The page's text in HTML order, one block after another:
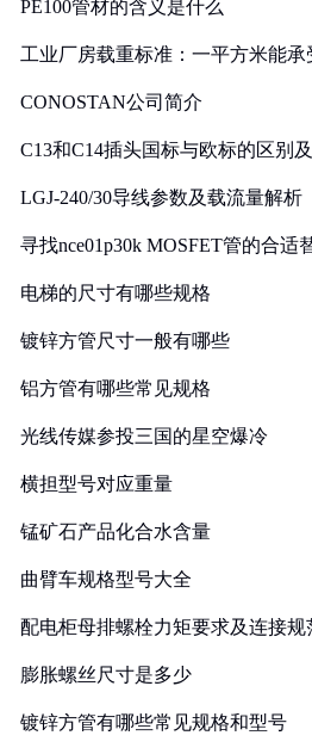
PE100管材的含义是什么
工业厂房载重标准：一平方米能承
CONOSTAN公司简介
C13和C14插头国标与欧标的区别
LGJ-240/30导线参数及载流量解析
寻找nce01p30k MOSFET管的合适
电梯的尺寸有哪些规格
镀锌方管尺寸一般有哪些
铝方管有哪些常见规格
光线传媒参投三国的星空爆冷
横担型号对应重量
锰矿石产品化合水含量
曲臂车规格型号大全
配电柜母排螺栓力矩要求及连接规
膨胀螺丝尺寸是多少
镀锌方管有哪些常见规格和型号